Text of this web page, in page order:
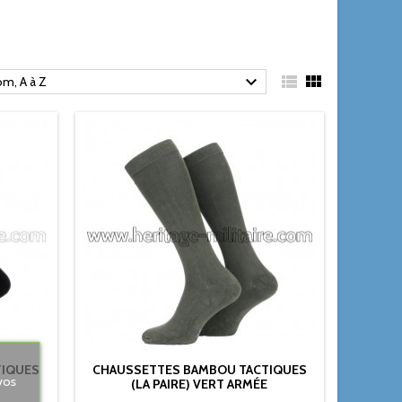
A à Z   
CHAUSSETTES BAMBOU TACTIQUES
(LA PAIRE) VERT ARMÉE